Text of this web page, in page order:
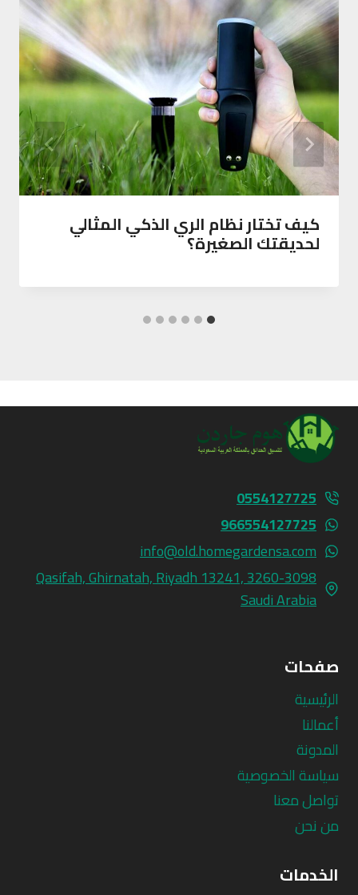
كيف تختار نظام الري الذكي المثالي
لحديقتك الصغيرة؟
0554127725
966554127725
info@old.homegardensa.com
3260-3098 Qasifah, Ghirnatah, Riyadh 13241,
Saudi Arabia
صفحات
الرئيسية
أعمالنا
المدونة
سياسة الخصوصية
تواصل معنا
من نحن
الخدمات